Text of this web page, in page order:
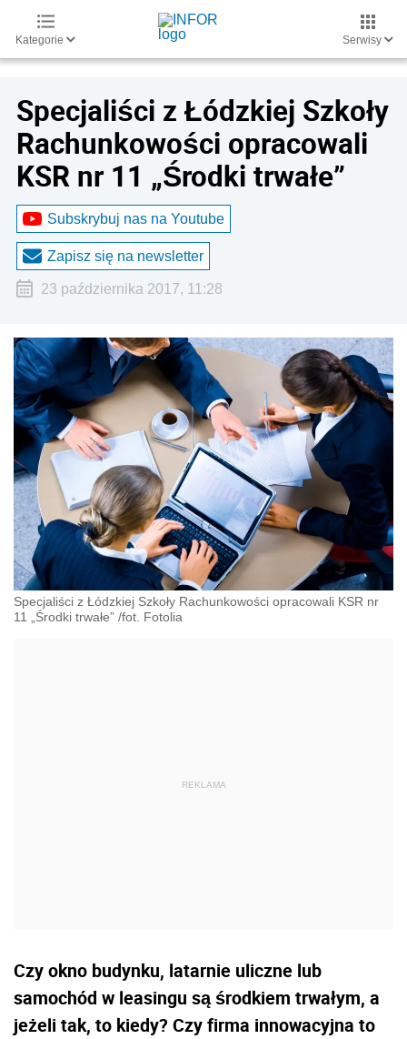
Kategorie Serwisy
Specjaliści z Łódzkiej Szkoły
Rachunkowości opracowali
KSR nr 11 „Środki trwałe”
Subskrybuj nas na Youtube
Zapisz się na newsletter
23 października 2017, 11:28
Specjaliści z Łódzkiej Szkoły Rachunkowości opracowali KSR nr
11 „Środki trwałe” /fot. Fotolia
Czy okno budynku, latarnie uliczne lub
samochód w leasingu są środkiem trwałym, a
jeżeli tak, to kiedy? Czy firma innowacyjna to